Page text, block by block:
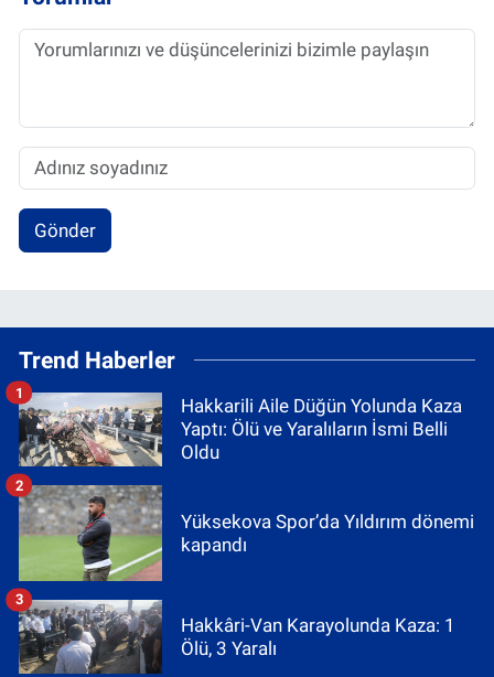
Gönder
Trend Haberler
Hakkarili Aile Düğün Yolunda Kaza
Yaptı: Ölü ve Yaralıların İsmi Belli
Oldu
1
Yüksekova Spor’da Yıldırım dönemi
kapandı
2
Hakkâri-Van Karayolunda Kaza: 1
Ölü, 3 Yaralı
3